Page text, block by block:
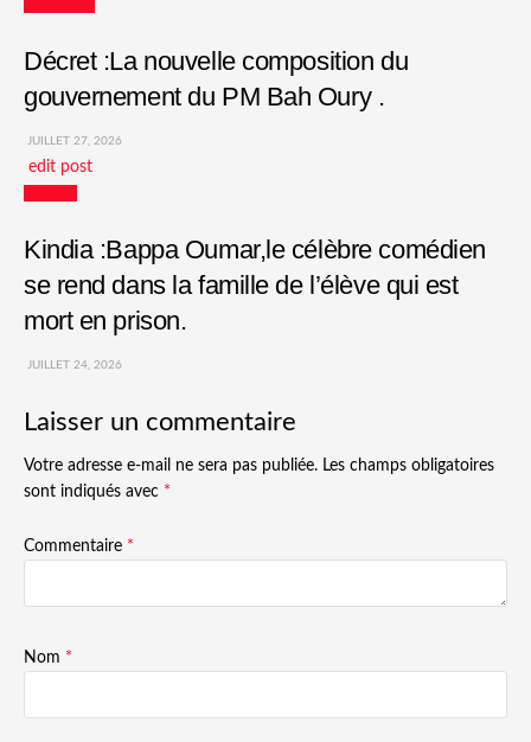
Décret :La nouvelle composition du
gouvernement du PM Bah Oury .
JUILLET 27, 2026
edit post
Kindia :Bappa Oumar,le célèbre comédien
se rend dans la famille de l’élève qui est
mort en prison.
JUILLET 24, 2026
Laisser un commentaire
Votre adresse e-mail ne sera pas publiée. Les champs obligatoires
sont indiqués avec *
Commentaire *
Nom *